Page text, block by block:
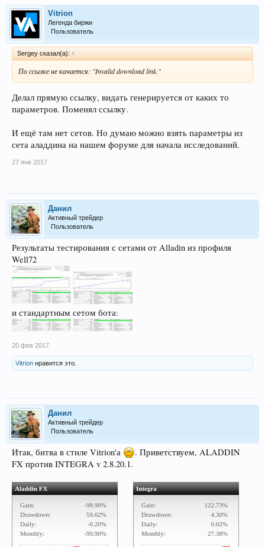
Vitrion
Легенда биржи
Пользователь
Sergey сказал(а): ↑
По ссылке не качается: "Invalid download link."
Делал прямую ссылку, видать генерируется от каких то
параметров. Поменял ссылку.
И ещё там нет сетов. Но думаю можно взять параметры из
сета аладдина на нашем форуме для начала исследований.
27 янв 2017
Данил
Активный трейдер
Пользователь
Результаты тестирования с сетами от Alladin из профиля
Well72
и стандартным сетом бота:
20 фев 2017
Vitrion нравится это.
Данил
Активный трейдер
Пользователь
Итак, битва в стиле Vitrion'а
. Приветствуем, ALADDIN
FX против INTEGRA v 2.8.20.1.